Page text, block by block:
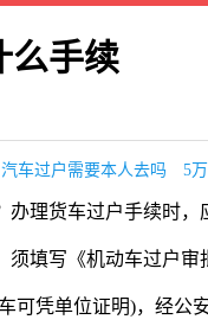
么手续
汽车过户需要本人去吗 5
办理货车过户手续时
填写《机动车过户审
可凭单位证明)，经公